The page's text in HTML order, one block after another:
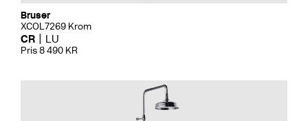
Bruser
XCOL7269 Krom
CR LU
Pris 8 490 KR